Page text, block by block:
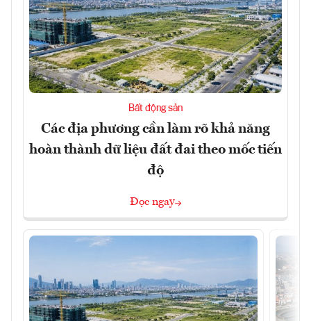
Bất động sản
Các địa phương cần làm rõ khả năng
hoàn thành dữ liệu đất đai theo mốc tiến
độ
Đọc ngay